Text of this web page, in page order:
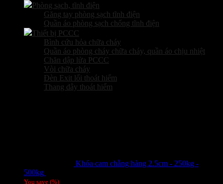
Phòng sạch, tĩnh điện
Găng tay phòng sạch tĩnh điện
Quần áo phòng sạch chống tĩnh điện
Thiết bị PCCC
Bình cứu hỏa chữa cháy
Quần áo phòng cháy chữa cháy, quần áo chịu nhiệt
Chăn dập lửa PCCC
Vòi chữa cháy
Đèn Exit lối thoát hiểm
Thang dây thoát hiểm
Khóa cam chằng hàng 2.5cm - 250kg -
500kg
You save (%)